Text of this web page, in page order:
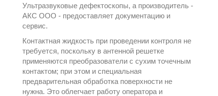
Ультразвуковые дефектоскопы, а производитель -
АКС ООО - предоставляет документацию и
сервис.
Контактная жидкость при проведении контроля не
требуется, поскольку в антенной решетке
применяются преобразователи с сухим точечным
контактом; при этом и специальная
предварительная обработка поверхности не
нужна. Это облегчает работу оператора и